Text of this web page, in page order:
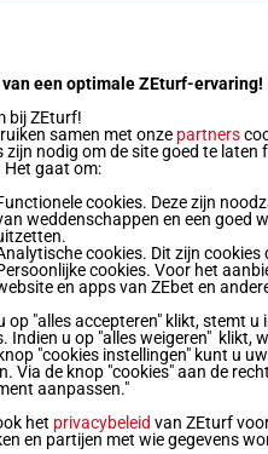
140
7m
Dm 5a
een optimale ZEturf-ervaring!
bij ZEturf!
samen met onze partners
zijn nodig om de site goed te
Het gaat om:
cookies. Deze zijn
weddenschappen en een goed
cookies. Dit zijn cookies
cookies. Voor het
en apps van ZEbet en
op "alles accepteren" klikt, stemt
Indien u op "alles weigeren" klikt,
"cookies instellingen" kunt u
Via de knop "cookies" aan de
aanpassen."
het privacybeleid van ZEturf
en partijen met wie gegevens